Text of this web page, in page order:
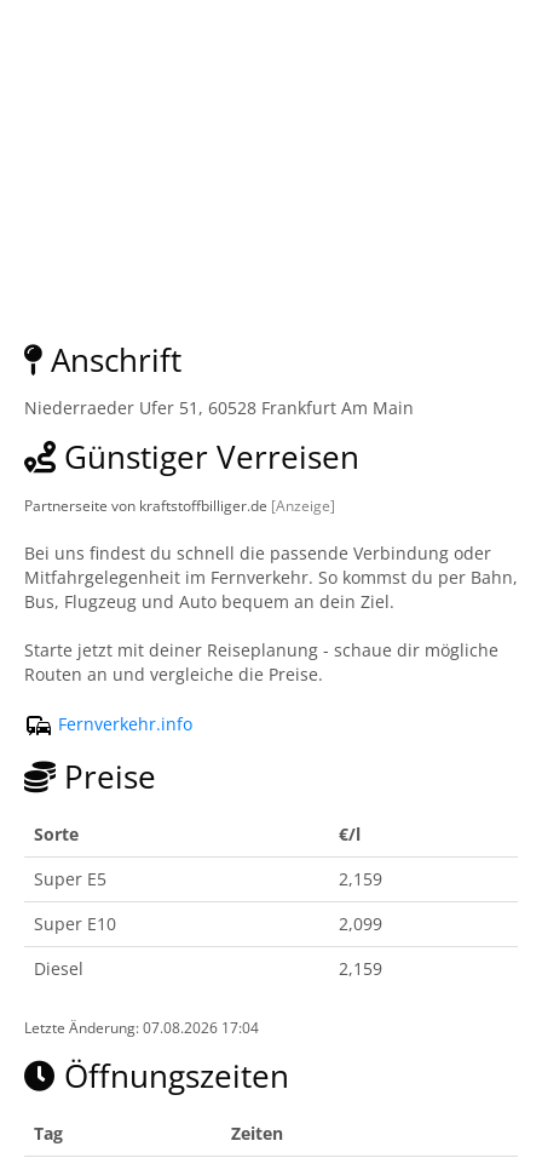
Anschrift
Niederraeder Ufer 51, 60528 Frankfurt Am Main
Günstiger Verreisen
Partnerseite von kraftstoffbilliger.de [Anzeige]
Bei uns findest du schnell die passende Verbindung oder
Mitfahrgelegenheit im Fernverkehr. So kommst du per Bahn,
Bus, Flugzeug und Auto bequem an dein Ziel.
Starte jetzt mit deiner Reiseplanung - schaue dir mögliche
Routen an und vergleiche die Preise.
Fernverkehr.info
Preise
Sorte
€/l
Super E5
2,159
Super E10
2,099
Diesel
2,159
Letzte Änderung: 07.08.2026 17:04
Öffnungszeiten
Tag
Zeiten